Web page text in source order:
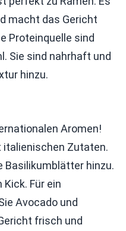
macht das Gericht
Proteinquelle sind
Sie sind nahrhaft und
hinzu.
Aromen!
italienischen Zutaten.
Basilikumblätter hinzu.
Für ein
Avocado und
frisch und